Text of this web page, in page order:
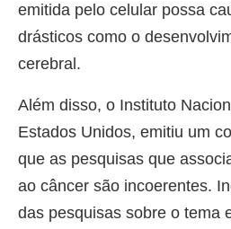
emitida pelo celular possa
drásticos como o
cerebral.
Além disso, o Instituto
Estados Unidos, emitiu um
que as pesquisas que
ao câncer são incoerentes.
das pesquisas sobre o tema